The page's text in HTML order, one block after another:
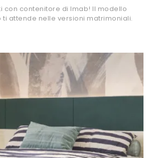
con contenitore di Imab! Il modello
ti attende nelle versioni matrimoniali.